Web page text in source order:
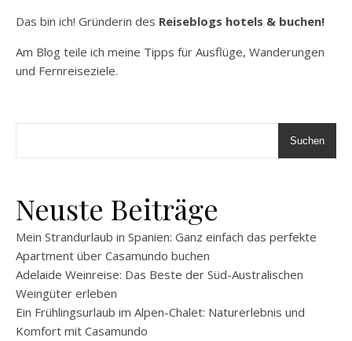
Das bin ich! Gründerin des Reiseblogs hotels & buchen!
Am Blog teile ich meine Tipps für Ausflüge, Wanderungen
und Fernreiseziele.
Suchen
Neuste Beiträge
Mein Strandurlaub in Spanien: Ganz einfach das perfekte
Apartment über Casamundo buchen
Adelaide Weinreise: Das Beste der Süd-Australischen
Weingüter erleben
Ein Frühlingsurlaub im Alpen-Chalet: Naturerlebnis und
Komfort mit Casamundo